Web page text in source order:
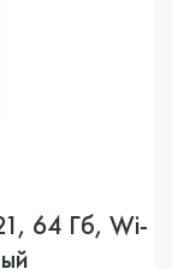
64 Гб, Wi-